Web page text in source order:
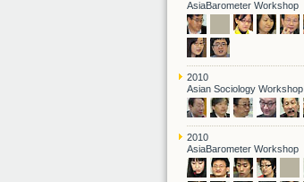
AsiaBarometer Workshop
2010
Asian Sociology Workshop
2010
AsiaBarometer Workshop